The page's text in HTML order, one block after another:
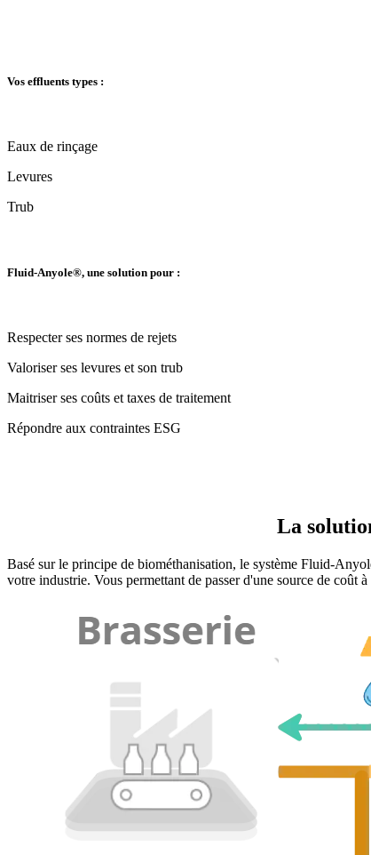
Vos effluents types :
Eaux de rinçage
Levures
Trub
Fluid-Anyole®, une solution pour :
Respecter ses normes de rejets
Valoriser ses levures et son trub
Maitriser ses coûts et taxes de traitement
Répondre aux contraintes ESG
La
Basé sur le principe de biométhanisation, le système Fluid-
votre industrie. Vous permettant de passer d'une source de coût